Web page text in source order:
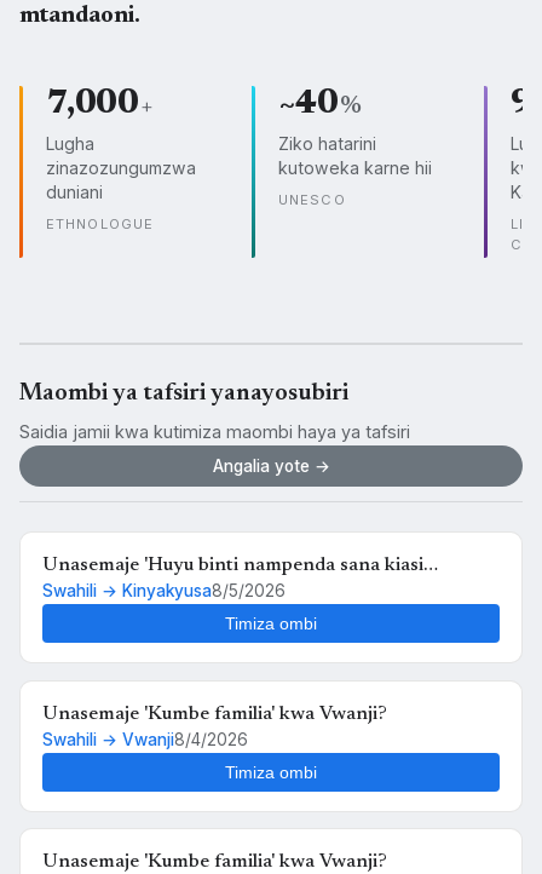
mtandaoni.
7,000+
Lugha
zinazozungumzwa
duniani
ETHNOLOGUE
~40%
Ziko hatarini
kutoweka karne hii
UNESCO
Maombi ya tafsiri yanayosubiri
Saidia jamii kwa kutimiza maombi haya ya tafsiri
Angalia yote →
Unasemaje 'Huyu binti nampenda sana kiasi
kwamba nikimuona tu nahisi kuchanganyikiwa' kwa
Swahili → Kinyakyusa8/5/2026
Timiza ombi
Unasemaje 'Kumbe familia' kwa Vwanji?
Swahili → Vwanji8/4/2026
Timiza ombi
Unasemaje 'Kumbe familia' kwa Vwanji?